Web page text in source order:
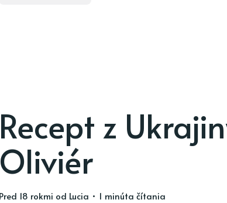
Recept z
Oliviér
pred 18 rokmi od Lucia • 1 minúta čítania